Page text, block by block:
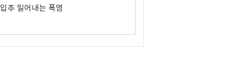
입추 밀어내는 폭염